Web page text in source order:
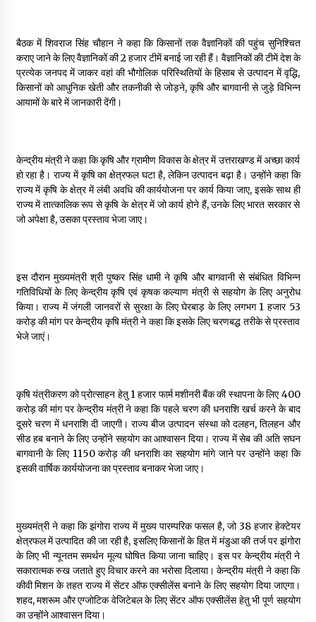
Thought Of The Day 11 May
May 11, 2022
Thought Of The Day 9 May
May 9, 2022
बैठक में शिवराज सिंह चौहान ने कहा कि किसानों तक वैज्ञानिकों की पहुंच सुनिश्चित
कराए जाने के लिए वैज्ञानिकों की 2 हजार टीमें बनाई जा रही हैं। वैज्ञानिकों की टीमें देश के
प्रत्येक जनपद में जाकर वहां की भौगोलिक परिस्थितियों के हिसाब से उत्पादन में वृद्धि,
किसानों को आधुनिक खेती और तकनीकी से जोड़ने, कृषि और बागवानी से जुड़े विभिन्न
आयामों के बारे में जानकारी देंगी।
केन्द्रीय मंत्री ने कहा कि कृषि और ग्रामीण विकास के क्षेत्र में उत्तराखण्ड में अच्छा कार्य
हो रहा है। राज्य में कृषि का क्षेत्रफल घटा है, लेकिन उत्पादन बढ़ा है। उन्होंने कहा कि
राज्य में कृषि के क्षेत्र में लंबी अवधि की कार्ययोजना पर कार्य किया जाए, इसके साथ ही
राज्य में तात्कालिक रूप से कृषि के क्षेत्र में जो कार्य होने हैं, उनके लिए भारत सरकार से
जो अपेक्षा है, उसका प्रस्ताव भेजा जाए।
इस दौरान मुख्यमंत्री श्री पुष्कर सिंह धामी ने कृषि और बागवानी से संबंधित विभिन्न
गतिविधियों के लिए केन्द्रीय कृषि एवं कृषक कल्याण मंत्री से सहयोग के लिए अनुरोध
किया। राज्य में जंगली जानवरों से सुरक्षा के लिए घेरबाड़ के लिए लगभग ₹1 हजार 53
करोड़ की मांग पर केन्द्रीय कृषि मंत्री ने कहा कि इसके लिए चरणबद्ध तरीके से प्रस्ताव
भेजे जाएं।
कृषि यंत्रीकरण को प्रोत्साहन हेतु 1 हजार फार्म मशीनरी बैंक की स्थापना के लिए ₹400
करोड़ की मांग पर केन्द्रीय मंत्री ने कहा कि पहले चरण की धनराशि खर्च करने के बाद
दूसरे चरण में धनराशि दी जाएगी। राज्य बीज उत्पादन संस्था को दलहन, तिलहन और
सीड हब बनाने के लिए उन्होंने सहयोग का आश्वासन दिया। राज्य में सेब की अति सघन
बागवानी के लिए ₹1150 करोड़ की धनराशि का सहयोग मांगे जाने पर उन्होंने कहा कि
इसकी वार्षिक कार्ययोजना का प्रस्ताव बनाकर भेजा जाए।
मुख्यमंत्री ने कहा कि झंगोरा राज्य में मुख्य पारम्परिक फसल है, जो 38 हजार हेक्टेयर
क्षेत्रफल में उत्पादित की जा रही है, इसलिए किसानों के हित में मंडुआ की तर्ज पर झंगोरा
के लिए भी न्यूनतम समर्थन मूल्य घोषित किया जाना चाहिए। इस पर केन्द्रीय मंत्री ने
सकारात्मक रुख जताते हुए विचार करने का भरोसा दिलाया। केन्द्रीय मंत्री ने कहा कि
कीवी मिशन के तहत राज्य में सेंटर ऑफ एक्सीलेंस बनाने के लिए सहयोग दिया जाएगा।
शहद, मशरूम और एग्जोटिक वेजिटेबल के लिए सेंटर ऑफ एक्सीलेंस हेतु भी पूर्ण सहयोग
का उन्होंने आश्वासन दिया।